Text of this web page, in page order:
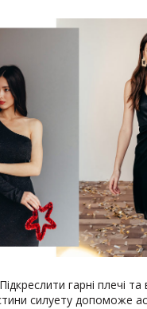
Підкреслити гарні плечі та
силуету допоможе